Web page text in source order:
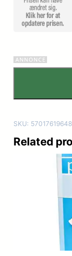
SKU:
Related